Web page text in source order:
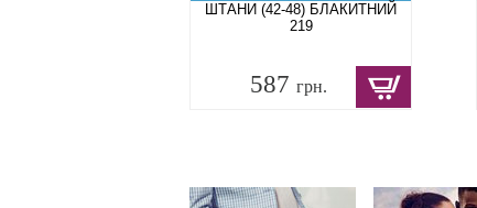
ШТАНИ (42-48) БЛАКИТНИЙ
219
587 грн.